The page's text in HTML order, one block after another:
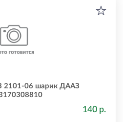
2101-06 шарик ДААЗ
140 р.